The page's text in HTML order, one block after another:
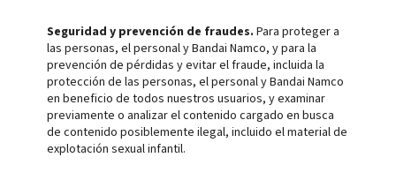
Seguridad y prevención de fraudes. Para proteger a
las personas, el personal y Bandai Namco, y para la
prevención de pérdidas y evitar el fraude, incluida la
protección de las personas, el personal y Bandai Namco
en beneficio de todos nuestros usuarios, y examinar
previamente o analizar el contenido cargado en busca
de contenido posiblemente ilegal, incluido el material de
explotación sexual infantil.